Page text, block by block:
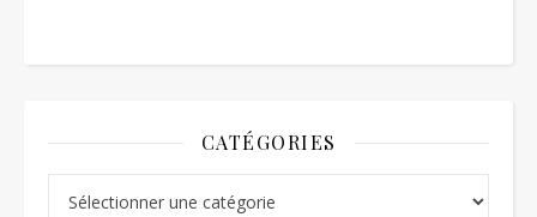
CATÉGORIES